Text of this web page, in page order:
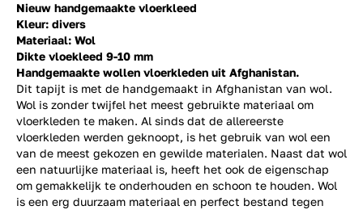
Nieuw handgemaakte vloerkleed
Kleur: divers
Materiaal: Wol
Dikte vloekleed 9-10 mm
Handgemaakte wollen vloerkleden uit Afghanistan.
Dit tapijt is met de handgemaakt in Afghanistan van wol.
Wol is zonder twijfel het meest gebruikte materiaal om
vloerkleden te maken. Al sinds dat de allereerste
vloerkleden werden geknoopt, is het gebruik van wol een
van de meest gekozen en gewilde materialen. Naast dat wol
een natuurlijke materiaal is, heeft het ook de eigenschap
om gemakkelijk te onderhouden en schoon te houden. Wol
is een erg duurzaam materiaal en perfect bestand tegen